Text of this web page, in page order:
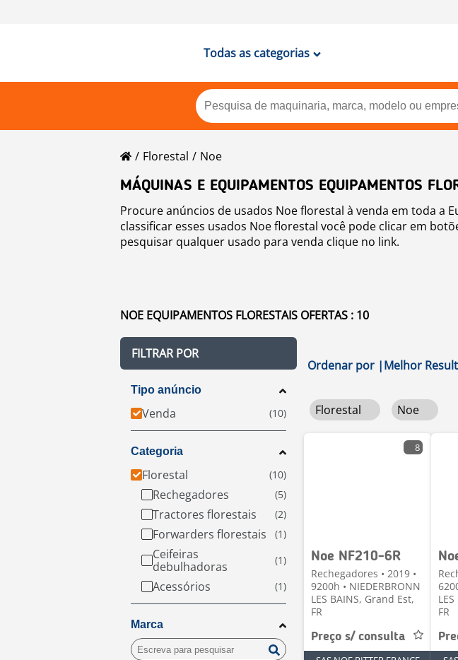
Todas as categorias
Florestal
Noe
MÁQUINAS E EQUIPAMENTOS EQUIPAMENTOS
Procure anúncios de usados Noe florestal à venda em toda a
classificar esses usados Noe florestal você pode clicar em
pesquisar qualquer usado para venda clique no link.
NOE EQUIPAMENTOS FLORESTAIS OFERTAS : 10
FILTRAR POR
Tipo anúncio
Venda
Categoria
Florestal
Rechegadores
Tractores florestais
Forwarders florestais
Ceifeiras
debulhadoras
Acessórios
Marca
Ordenar por |Melhor
Florestal Noe
8
Noe NF210-6R
Rechegadores • 2019 •
9200h • NIEDERBRONN
LES BAINS, Grand Est,
FR
Preço s/ consulta
FR